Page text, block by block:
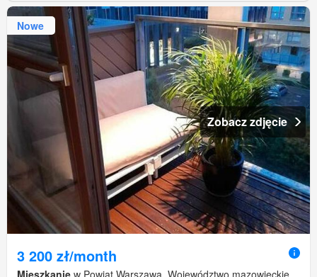
Nowe
Zobacz zdjęcie
3 200 zł/month